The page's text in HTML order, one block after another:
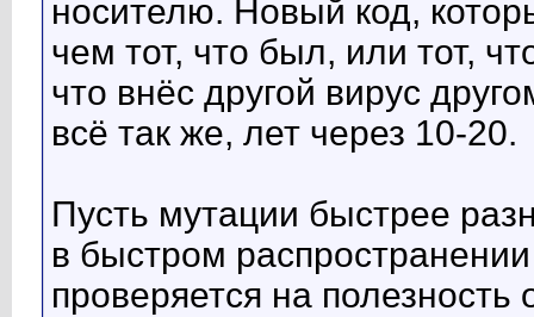
носителю. Новый код,
чем тот, что был, или тот,
что внёс другой вирус
всё так же, лет через 10-20.
Пусть мутации быстрее
в быстром
проверяется на полезность